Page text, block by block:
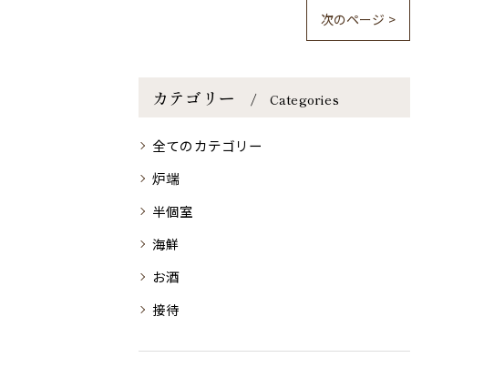
次のページ >
カテゴリー Categories
全てのカテゴリー
炉端
半個室
海鮮
お酒
接待